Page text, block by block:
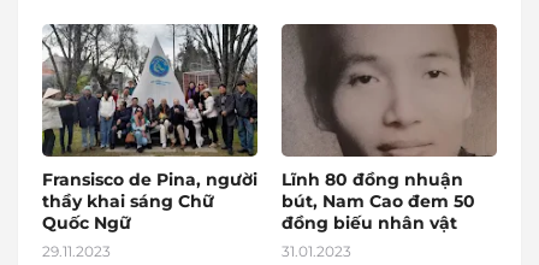
Fransisco de Pina, người
thầy khai sáng Chữ
Quốc Ngữ
29.11.2023
Lĩnh 80 đồng nhuận
bút, Nam Cao đem 50
đồng biếu nhân vật
31.01.2023